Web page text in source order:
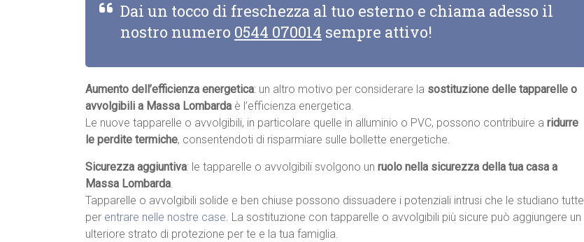
Dai un tocco di freschezza al tuo esterno e chiama adesso il
nostro numero 0544 070014 sempre attivo!
Aumento dell’efficienza energetica: un altro motivo per considerare la sostituzione delle tapparelle o
avvolgibili a Massa Lombarda è l’efficienza energetica.
Le nuove tapparelle o avvolgibili, in particolare quelle in alluminio o PVC, possono contribuire a ridurre
le perdite termiche, consentendoti di risparmiare sulle bollette energetiche.
Sicurezza aggiuntiva: le tapparelle o avvolgibili svolgono un ruolo nella sicurezza della tua casa a
Massa Lombarda.
Tapparelle o avvolgibili solide e ben chiuse possono dissuadere i potenziali intrusi che le studiano tutte
per entrare nelle nostre case. La sostituzione con tapparelle o avvolgibili più sicure può aggiungere un
ulteriore strato di protezione per te e la tua famiglia.